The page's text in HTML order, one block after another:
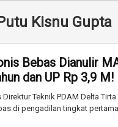
Kisnu Gupta
Bebas Dianulir
dan UP Rp 3,9 M!
Direktur Teknik PDAM Delta
di pengadilan tingkat